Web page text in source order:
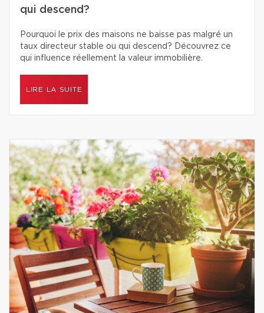
qui descend?
Pourquoi le prix des maisons ne baisse pas malgré un
taux directeur stable ou qui descend? Découvrez ce
qui influence réellement la valeur immobilière.
LIRE LA SUITE